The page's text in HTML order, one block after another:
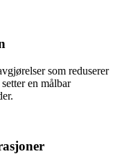
som reduserer
en målbar